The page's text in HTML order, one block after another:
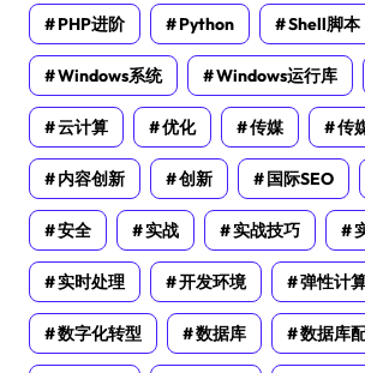
PHP进阶 Python Shell脚本
Windows系统 Windows运行库
云计算 优化 传媒 传
内容创新 创新 国际SEO
安全 实战 实战技巧
实时处理 开发环境 弹性计
数字化转型 数据库 数据库